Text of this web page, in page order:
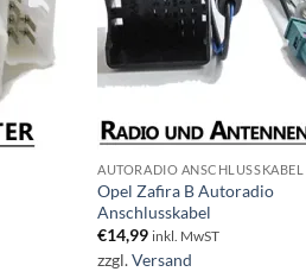
AUTORADIO ANSCHLUSSKABEL
Opel Zafira B Autoradio
Anschlusskabel
€14,99 inkl. MwST
zzgl.Versand